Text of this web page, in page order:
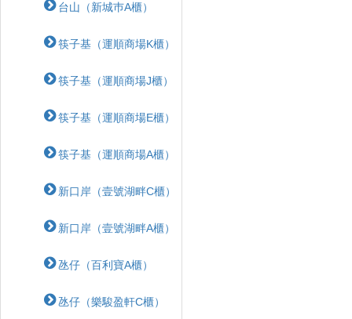
台山（新城巿A櫃）
筷子基（運順商場K櫃）
筷子基（運順商場J櫃）
筷子基（運順商場E櫃）
筷子基（運順商場A櫃）
新口岸（壹號湖畔C櫃）
新口岸（壹號湖畔A櫃）
氹仔（百利寶A櫃）
氹仔（樂駿盈軒C櫃）